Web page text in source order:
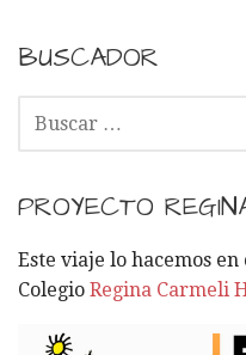
BUSCADOR
C
R
:
PROYECTO
Este viaje lo hacemos
Colegio Regina Carmeli